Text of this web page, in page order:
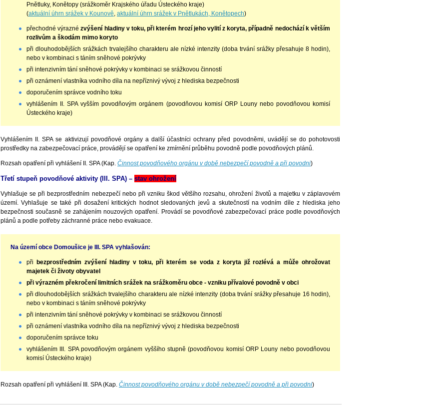
Pnětluky, Konětopy (srážkoměr Krajského úřadu Ústeckého kraje)
(aktuální úhrn srážek v Kounově, aktuální úhrn srážek v Pnětlukách, Konětopech)
přechodné výraznézvýšení hladiny v toku, při kterém hrozí jeho vylití z koryta, případně nedochází k větším
rozlivům a škodám mimo koryto
při dlouhodobějších srážkách trvalejšího charakteru ale nízké intenzity (doba trvání srážky přesahuje 8 hodin),
nebo v kombinaci s táním sněhové pokrývky
při intenzivním tání sněhové pokrývky v kombinaci se srážkovou činností
při oznámení vlastníka vodního díla na nepříznivý vývoj z hlediska bezpečnosti
doporučením správce vodního toku
vyhlášením II. SPA vyšším povodňovým orgánem (povodňovou komisí ORP Louny nebo povodňovou komisí
Ústeckého kraje)
Vyhlášením II. SPA se aktivizují povodňové orgány a další účastníci ochrany před povodněmi, uvádějí se do pohotovosti
prostředky na zabezpečovací práce, provádějí se opatření ke zmírnění průběhu povodně podle povodňových plánů.
Rozsah opatření při vyhlášení II. SPA (Kap. Činnost povodňového orgánu v době nebezpečí povodně a při povodni)
Třetí stupeň povodňové aktivity (III. SPA) – stav ohrožení
Vyhlašuje se při bezprostředním nebezpečí nebo při vzniku škod většího rozsahu, ohrožení životů a majetku v záplavovém
území. Vyhlašuje se také při dosažení kritických hodnot sledovaných jevů a skutečností na vodním díle z hlediska jeho
bezpečnosti současně se zahájením nouzových opatření. Provádí se povodňové zabezpečovací práce podle povodňových
plánů a podle potřeby záchranné práce nebo evakuace.
Na území obce Domoušice je III. SPA vyhlašován:
při bezprostředním zvýšení hladiny v toku, při kterém se voda z koryta již rozlévá a může ohrožovat
majetek či životy obyvatel
při výrazném překročení limitních srážek na srážkoměru obce - vzniku přívalové povodně v obci
při dlouhodobějších srážkách trvalejšího charakteru ale nízké intenzity (doba trvání srážky přesahuje 16 hodin),
nebo v kombinaci s táním sněhové pokrývky
při intenzivním tání sněhové pokrývky v kombinaci se srážkovou činností
při oznámení vlastníka vodního díla na nepříznivý vývoj z hlediska bezpečnosti
doporučením správce toku
vyhlášením III. SPA povodňovým orgánem vyššího stupně (povodňovou komisí ORP Louny nebo povodňovou
komisí Ústeckého kraje)
Rozsah opatření při vyhlášení III. SPA (Kap. Činnost povodňového orgánu v době nebezpečí povodně a při povodni)